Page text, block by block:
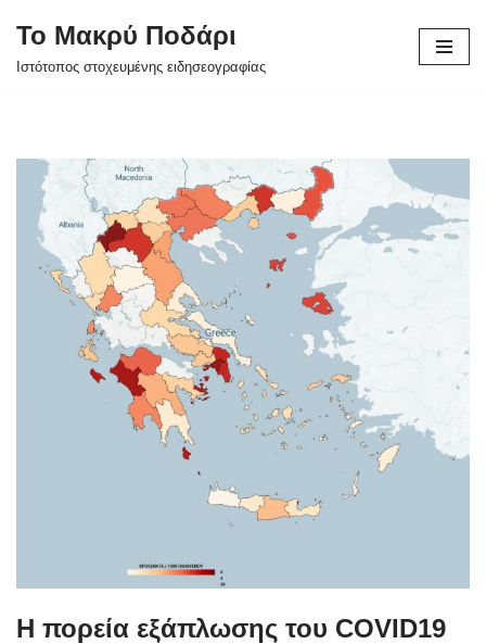
Μεταπηδήστε
Το Μακρύ Ποδάρι
Ιστότοπος στοχευμένης ειδησεογραφίας
Η πορεία εξάπλωσης του COVID19